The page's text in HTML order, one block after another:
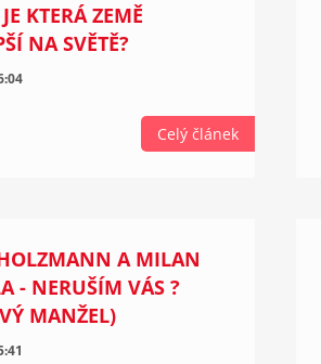
KTERÁ ZEMĚ
NA SVĚTĚ?
Celý článek
A MILAN
- NERUŠÍM VÁS ?
MANŽEL)